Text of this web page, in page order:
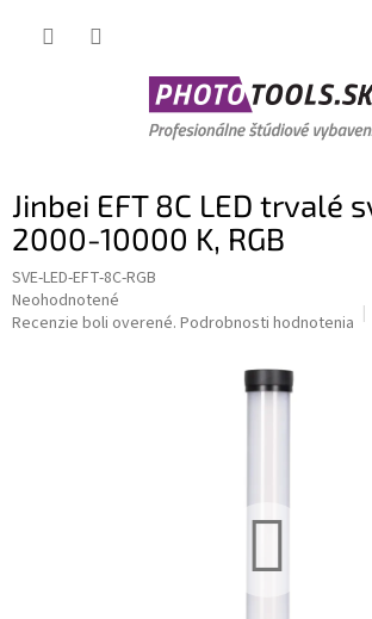
Jinbei EFT 8C LED trvalé
2000-10000 K, RGB
SVE-LED-EFT-8C-RGB
Priemerné
hodnotenie
Neohodnotené
Recenzie boli overené. Podrobnosti hodnotenia